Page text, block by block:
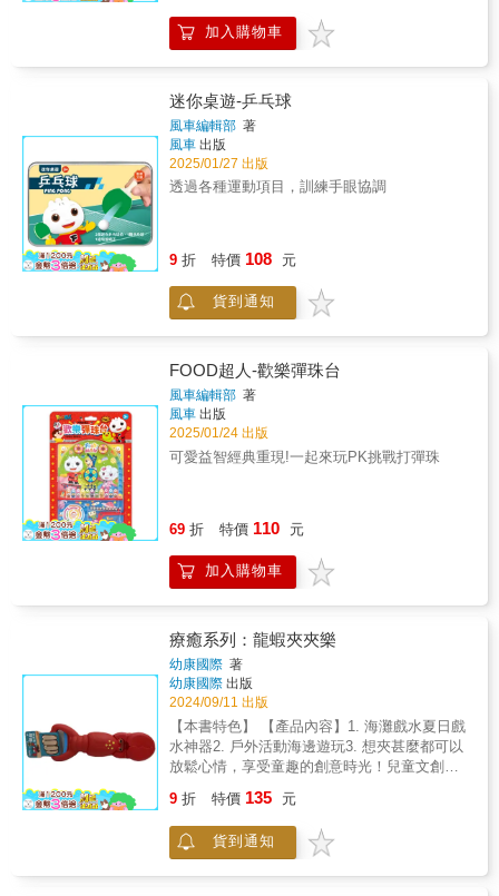
生日快樂★鋼琴樂曲：Old MacDonald Had a
Farm｜Little Bee｜Row Row Row Your Boat｜
Mary Had a Little Lamb｜Bingo｜London
Bridge｜Twinkle Twinkle Little Star｜Yankee
Doodle｜Home Sweet Home｜Skip to My Lou
｜Down by the Station｜She'll be Coming
Round the Mountain｜Carman｜Turkish March
｜Here We Go Round the Mulberry Bush★晚
安曲：Lullaby A｜Rock a Bye Baby｜Sonata
Home｜Beautiful Flowers｜Little Star｜Joy to
the World｜Lullaby B｜Greetings from the
Four Seasons｜Always with Me｜Kiss the
Rain｜Forest Rhapsopy★大自然：•雙語＋音
踏車｜火車｜垃圾車｜船★動 物：•雙語＋音
效鳥｜乳牛｜鴨子｜貓｜狗｜青蛙｜綿羊｜雞
★數 字：•雙語１｜２｜３｜４｜５｜６｜７
｜８｜９｜１０★英文字母：Ａ｜Ｂ｜Ｃ｜Ｄ
｜Ｅ｜Ｆ｜Ｇ｜Ｈ｜Ｉ｜Ｊ｜Ｋ｜Ｌ｜Ｍ｜Ｎ
｜Ｏ｜Ｐ｜Ｏ｜Ｒ｜Ｓ｜Ｔ｜Ｕ｜Ｖ｜Ｗ｜Ｘ
進入休眠模式。■請自備指定電池（四號碳鋅電
一次擁有！■貼近幼兒學齡前認知需求。■機身
圓滑設計，安全好抓握。■２種模式切換，操作
直覺簡單。■兩段式輕音量調整，保護小耳朵。
■相機閃爍燈光，柔和不傷眼。■機身輕巧，可
吊掛好攜帶！✽適用年齡：18個月以上
加入購物車
迷你桌遊-乒乓球
風車編輯部 著
風車 出版
2025/01/27 出版
透過各種運動項目，訓練手眼協調
9 折 特價 108 元
貨到通知
FOOD超人-歡樂彈珠台
風車編輯部 著
風車 出版
2025/01/24 出版
可愛益智經典重現!一起來玩PK挑戰打彈珠
69 折 特價 110 元
加入購物車
療癒系列：龍蝦夾夾樂
幼康國際 著
幼康國際 出版
2024/09/11 出版
【本書特色】 【產品內容】1. 海灘戲水夏日戲
水神器2. 戶外活動海邊遊玩3. 想夾甚麼都可以
放鬆心情，享受童趣的創意時光！兒童文創商
像力的神奇寶藏！想像一下，孩子們專注地玩
著充滿創意的文創商品，眼中閃爍著興奮的光
芒，你們一起沉浸在童趣的世界中，分享彼此
9 折 特價 135 元
貨到通知